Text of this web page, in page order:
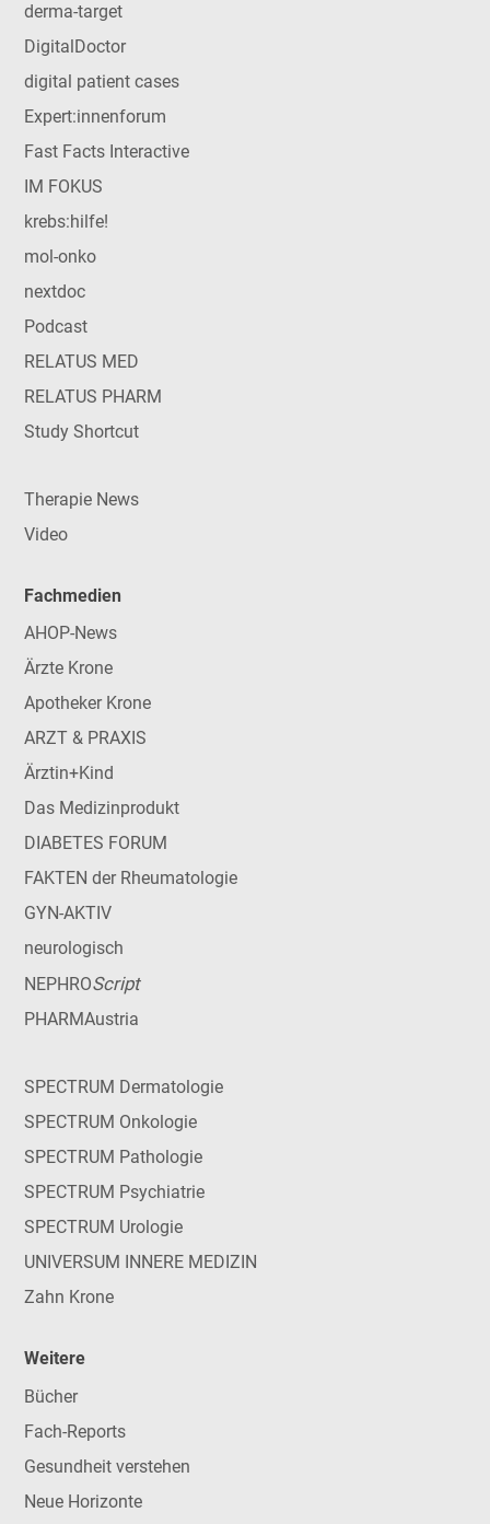
derma-target
DigitalDoctor
digital patient cases
Expert:innenforum
Fast Facts Interactive
IM FOKUS
krebs:hilfe!
mol-onko
nextdoc
Podcast
RELATUS MED
RELATUS PHARM
Study Shortcut
Therapie News
Video
Fachmedien
AHOP-News
Ärzte Krone
Apotheker Krone
ARZT & PRAXIS
Ärztin+Kind
Das Medizinprodukt
DIABETES FORUM
FAKTEN der Rheumatologie
GYN-AKTIV
neurologisch
NEPHROScript
PHARMAustria
SPECTRUM Dermatologie
SPECTRUM Onkologie
SPECTRUM Pathologie
SPECTRUM Psychiatrie
SPECTRUM Urologie
UNIVERSUM INNERE MEDIZIN
Zahn Krone
Weitere
Bücher
Fach-Reports
Gesundheit verstehen
Neue Horizonte